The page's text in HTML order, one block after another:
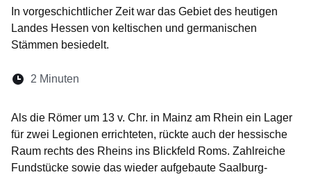
In vorgeschichtlicher Zeit war das Gebiet des heutigen
Landes Hessen von keltischen und germanischen
Stämmen besiedelt.
Lesedauer:
2 Minuten
Als die Römer um 13 v. Chr. in Mainz am Rhein ein Lager
für zwei Legionen errichteten, rückte auch der hessische
Raum rechts des Rheins ins Blickfeld Roms. Zahlreiche
Fundstücke sowie das wieder aufgebaute Saalburg-